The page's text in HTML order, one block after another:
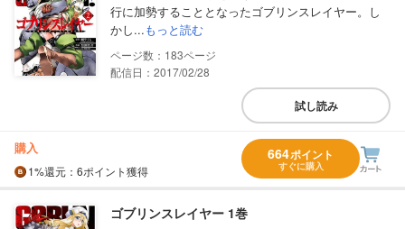
行に加勢することとなったゴブリンスレイヤー。し
かし...もっと読む
183
配信日：2017/02/28
試し読み
購入
1%還元 ：6ポイント獲得
664ポイント
すぐに購入
ゴブリンスレイヤー 1巻